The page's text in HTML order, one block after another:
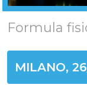
Formula
MILANO,